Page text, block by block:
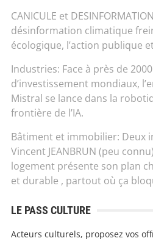
CANICULE et
désinformation climatique
écologique, l’action publique
Industries: Face à près de
d’investissement mondiaux,
Mistral se lance dans la
frontière de l’IA.
Bâtiment et immobilier: Deux
Vincent JEANBRUN (peu
logement présente son plan
et durable , partout où ça
LE PASS CULTURE
Acteurs culturels, proposez vos